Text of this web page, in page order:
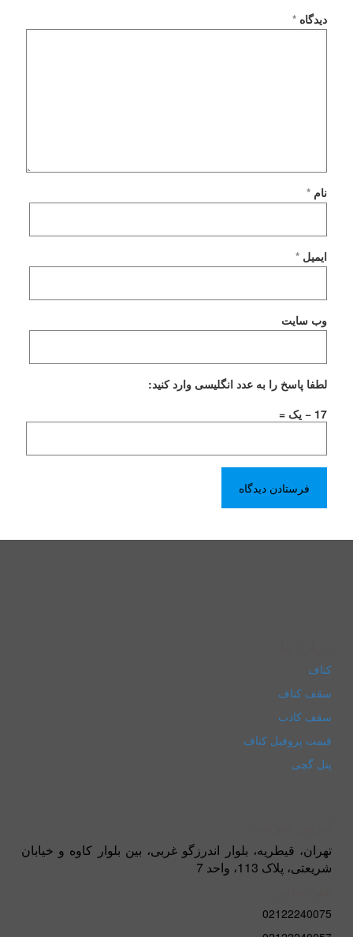
دیدگاه *
نام *
ایمیل *
وب‌ سایت
لطفا پاسخ را به عدد انگلیسی وارد کنید:
17 − یک =
کناف
سقف کناف
سقف کاذب
قیمت پروفیل کناف
پنل گچی
تهران، قیطریه، بلوار اندرزگو غربی، بین بلوار کاوه و خیابان
شریعتی، پلاک 113، واحد 7
02122240075